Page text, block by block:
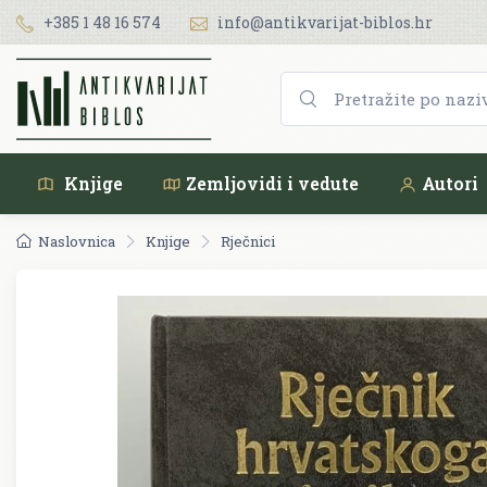
+385 1 48 16 574 info@antikvarijat-biblos.hr
Knjige Zemljovidi i vedute Autori
Naslovnica Knjige Rječnici